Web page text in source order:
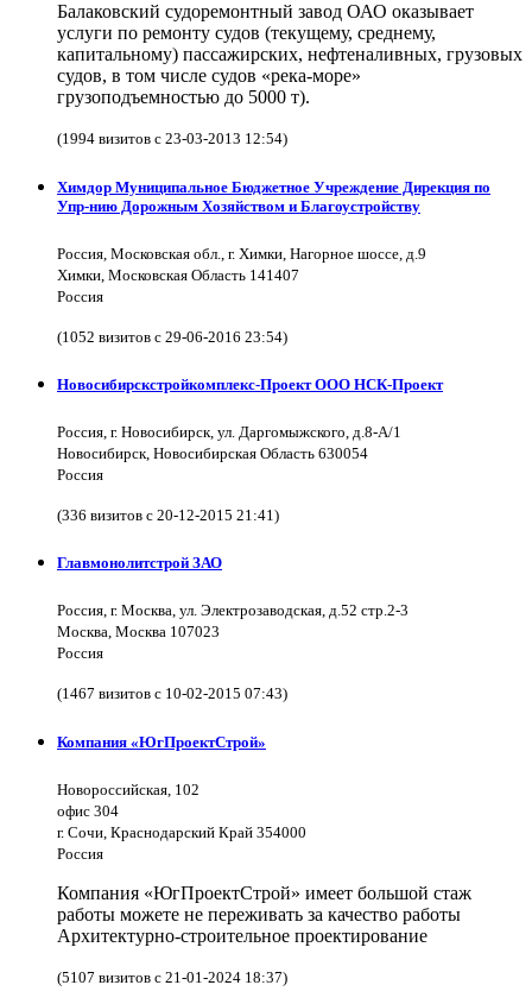
Балаковский судоремонтный завод ОАО оказывает
услуги по ремонту судов (текущему, среднему,
капитальному) пассажирских, нефтеналивных, грузовых
судов, в том числе судов «река-море»
грузоподъемностью до 5000 т).
(1994 визитов с 23-03-2013 12:54)
Химдор Муниципальное Бюджетное Учреждение Дирекция по
Упр-нию Дорожным Хозяйством и Благоустройству
Россия, Московская обл., г. Химки, Нагорное шоссе, д.9
Химки, Московская Область 141407
Россия
(1052 визитов с 29-06-2016 23:54)
Новосибирскстройкомплекс-Проект ООО НСК-Проект
Россия, г. Новосибирск, ул. Даргомыжского, д.8-А/1
Новосибирск, Новосибирская Область 630054
Россия
(336 визитов с 20-12-2015 21:41)
Главмонолитстрой ЗАО
Россия, г. Москва, ул. Электрозаводская, д.52 стр.2-3
Москва, Москва 107023
Россия
(1467 визитов с 10-02-2015 07:43)
Компания «ЮгПроектСтрой»
Новороссийская, 102
офис 304
г. Сочи, Краснодарский Край 354000
Россия
Компания «ЮгПроектСтрой» имеет большой стаж
работы можете не переживать за качество работы
Архитектурно-строительное проектирование
(5107 визитов с 21-01-2024 18:37)